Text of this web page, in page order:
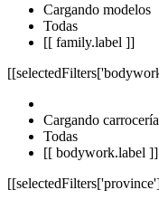
Cargando modelos
Todas
[[ family.label ]]
Cargando
Todas
[[ bodywork.label ]]